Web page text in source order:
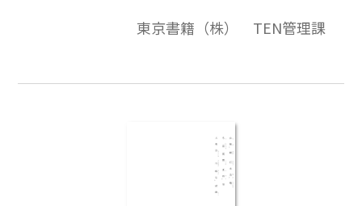
東京書籍（株） TEN管理課